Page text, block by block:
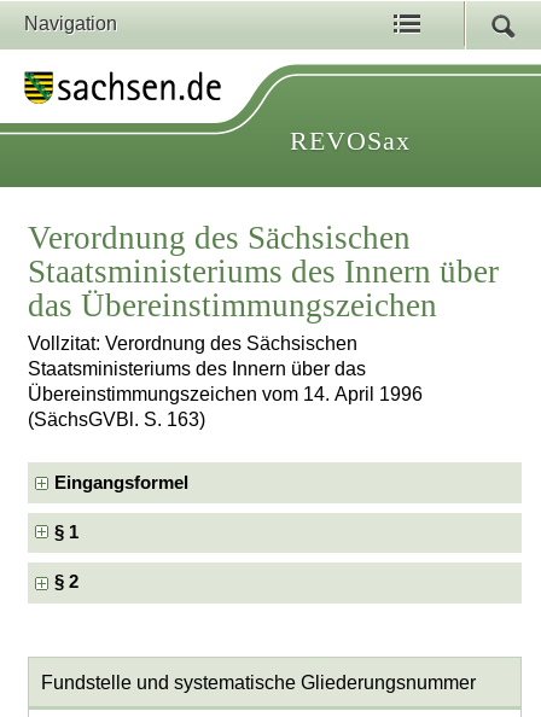
Navigation
REVOSax
Verordnung des Sächsischen
Staatsministeriums des Innern über
das Übereinstimmungszeichen
Vollzitat: Verordnung des Sächsischen
Staatsministeriums des Innern über das
Übereinstimmungszeichen vom 14. April 1996
(SächsGVBl. S. 163)
Eingangsformel
§ 1
§ 2
Fundstelle und systematische Gliederungsnummer